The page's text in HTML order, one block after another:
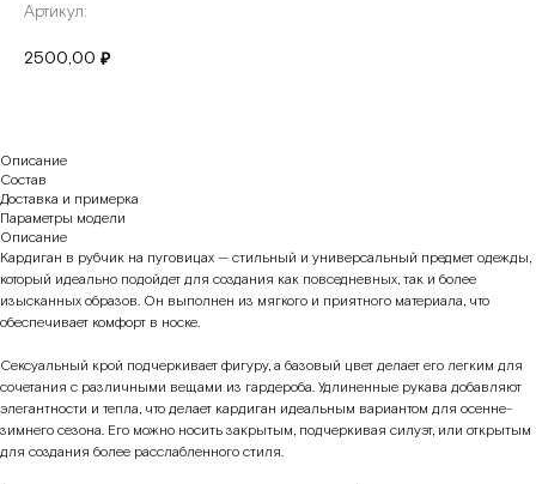
Артикул:
2500,00 ₽
Описание
Состав
Доставка и примерка
Параметры модели
Описание
Кардиган в рубчик на пуговицах — стильный и универсальный предмет одежды,
который идеально подойдет для создания как повседневных, так и более
изысканных образов. Он выполнен из мягкого и приятного материала, что
обеспечивает комфорт в носке.
Сексуальный крой подчеркивает фигуру, а базовый цвет делает его легким для
сочетания с различными вещами из гардероба. Удлиненные рукава добавляют
элегантности и тепла, что делает кардиган идеальным вариантом для осенне-
зимнего сезона. Его можно носить закрытым, подчеркивая силуэт, или открытым
для создания более расслабленного стиля.